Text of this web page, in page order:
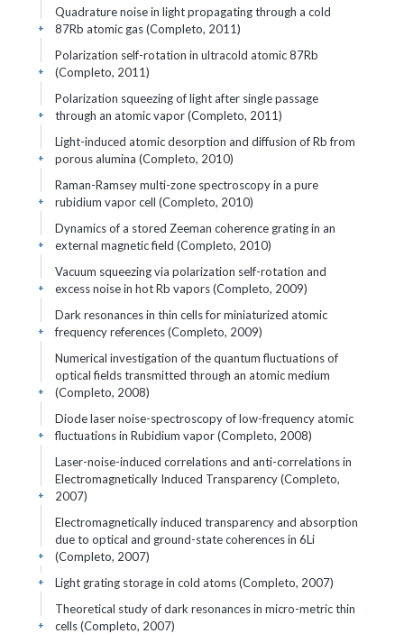
Quadrature noise in light propagating through a cold
87Rb atomic gas (Completo, 2011)
+
Polarization self-rotation in ultracold atomic 87Rb
(Completo, 2011)
+
Polarization squeezing of light after single passage
through an atomic vapor (Completo, 2011)
+
Light-induced atomic desorption and diffusion of Rb from
porous alumina (Completo, 2010)
+
Raman-Ramsey multi-zone spectroscopy in a pure
rubidium vapor cell (Completo, 2010)
+
Dynamics of a stored Zeeman coherence grating in an
external magnetic field (Completo, 2010)
+
Vacuum squeezing via polarization self-rotation and
excess noise in hot Rb vapors (Completo, 2009)
+
Dark resonances in thin cells for miniaturized atomic
frequency references (Completo, 2009)
+
Numerical investigation of the quantum fluctuations of
optical fields transmitted through an atomic medium
(Completo, 2008)
+
Diode laser noise-spectroscopy of low-frequency atomic
fluctuations in Rubidium vapor (Completo, 2008)
+
Laser-noise-induced correlations and anti-correlations in
Electromagnetically Induced Transparency (Completo,
2007)
+
Electromagnetically induced transparency and absorption
due to optical and ground-state coherences in 6Li
(Completo, 2007)
+
Light grating storage in cold atoms (Completo, 2007)
+
Theoretical study of dark resonances in micro-metric thin
cells (Completo, 2007)
+